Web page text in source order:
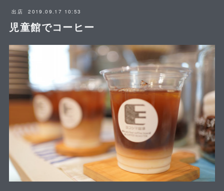
出店 2019.09.17 10:53
児童館でコーヒー